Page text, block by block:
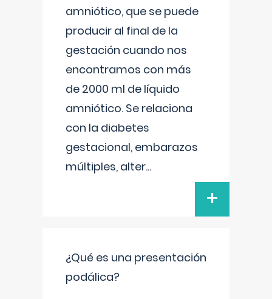
amniótico, que se puede
producir al final de la
gestación cuando nos
encontramos con más
de 2000 ml de líquido
amniótico. Se relaciona
con la diabetes
gestacional, embarazos
múltiples, alter...
+
¿Qué es una presentación
podálica?